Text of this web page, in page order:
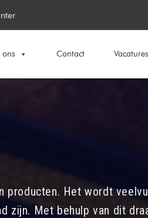
ons Contact Vacatures
producten. Het wordt
zijn. Met behulp van dit